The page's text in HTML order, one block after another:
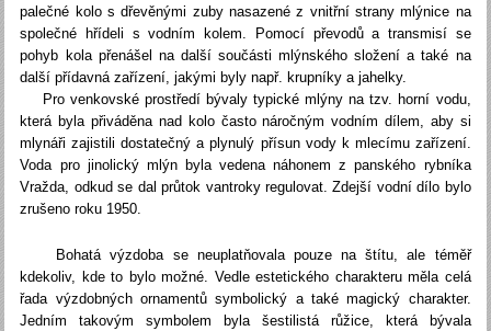
palečné kolo s dřevěnými zuby nasazené z vnitřní strany mlýnice na
společné hřídeli s vodním kolem. Pomocí převodů a transmisí se
pohyb kola přenášel na další součásti mlýnského složení a také na
další přídavná zařízení, jakými byly např. krupníky a jahelky.
Pro venkovské prostředí bývaly typické mlýny na tzv. horní vodu,
která byla přiváděna nad kolo často náročným vodním dílem, aby si
mlynáři zajistili dostatečný a plynulý přísun vody k mlecímu zařízení.
Voda pro jinolický mlýn byla vedena náhonem z panského rybníka
Vražda, odkud se dal průtok vantroky regulovat. Zdejší vodní dílo bylo
zrušeno roku 1950.
Bohatá výzdoba se neuplatňovala pouze na štítu, ale téměř
kdekoliv, kde to bylo možné. Vedle estetického charakteru měla celá
řada výzdobných ornamentů symbolický a také magický charakter.
Jedním takovým symbolem byla šestilistá růžice, která bývala